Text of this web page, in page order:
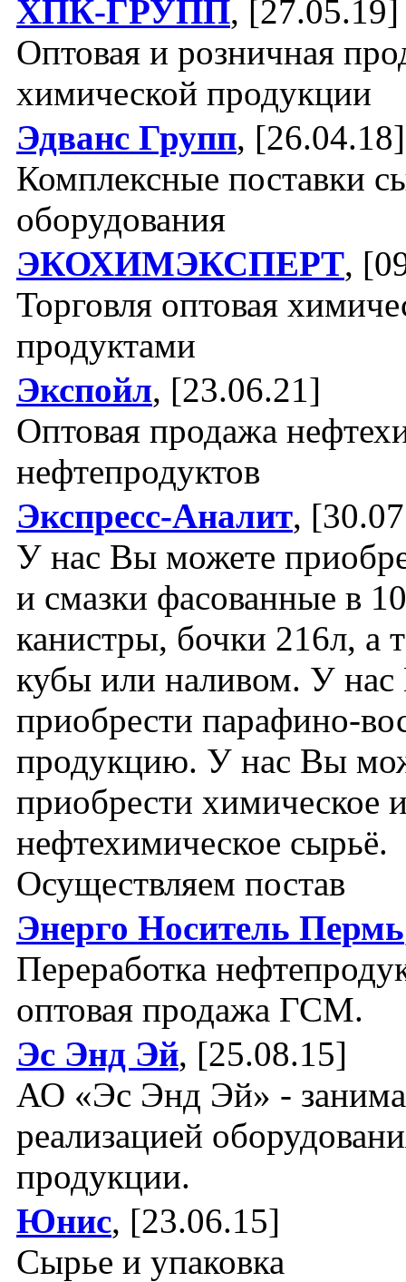
ХПК-ГРУПП, [27.05.19]
Оптовая и розничная
химической продукции
Эдванс Групп, [26.04.18]
Комплексные поставки
оборудования
ЭКОХИМЭКСПЕРТ,
Торговля оптовая
продуктами
Экспойл, [23.06.21]
Оптовая продажа
нефтепродуктов
Экспресс-Аналит,
У нас Вы можете
и смазки фасованные в
канистры, бочки 216л, а
кубы или наливом. У
приобрести парафино-
продукцию. У нас Вы
приобрести химическое
нефтехимическое сырьё.
Осуществляем постав
Энерго Носитель Пермь
Переработка
оптовая продажа ГСМ.
Эс Энд Эй, [25.08.15]
АО «Эс Энд Эй» -
реализацией
продукции.
Юнис, [23.06.15]
Сырье и упаковка